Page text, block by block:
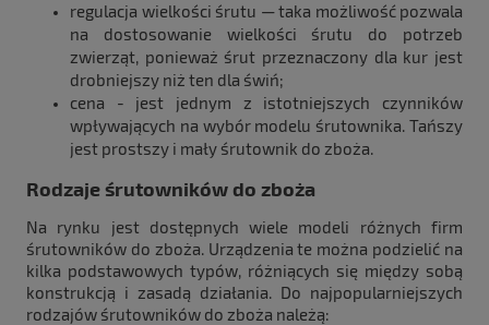
regulacja wielkości śrutu — taka możliwość pozwala
na dostosowanie wielkości śrutu do potrzeb
zwierząt, ponieważ śrut przeznaczony dla kur jest
drobniejszy niż ten dla świń;
cena - jest jednym z istotniejszych czynników
wpływających na wybór modelu śrutownika. Tańszy
jest prostszy i mały śrutownik do zboża.
Rodzaje śrutowników do zboża
Na rynku jest dostępnych wiele modeli różnych firm
śrutowników do zboża. Urządzenia te można podzielić na
kilka podstawowych typów, różniących się między sobą
konstrukcją i zasadą działania. Do najpopularniejszych
rodzajów śrutowników do zboża należą: